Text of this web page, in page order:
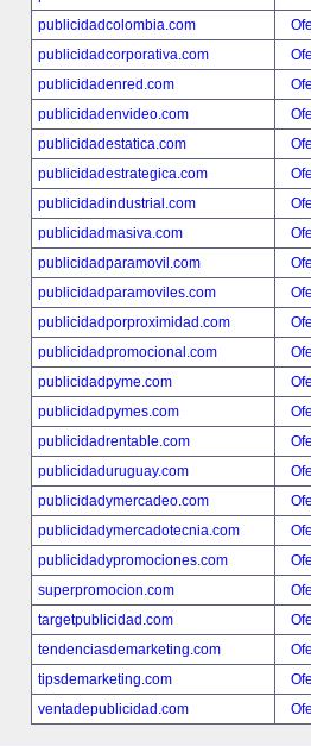
publicidadcolombia.com
publicidadcorporativa.com
publicidadenred.com
publicidadenvideo.com
publicidadestatica.com
publicidadestrategica.com
publicidadindustrial.com
publicidadmasiva.com
publicidadparamovil.com
publicidadparamoviles.com
publicidadporproximidad.com
publicidadpromocional.com
publicidadpyme.com
publicidadpymes.com
publicidadrentable.com
publicidaduruguay.com
publicidadymercadeo.com
publicidadymercadotecnia.com
publicidadypromociones.com
superpromocion.com
targetpublicidad.com
tendenciasdemarketing.com
tipsdemarketing.com
ventadepublicidad.com